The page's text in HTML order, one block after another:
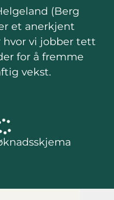
(Berg
et anerkjent
hvor vi jobber tett
for å fremme
vekst.